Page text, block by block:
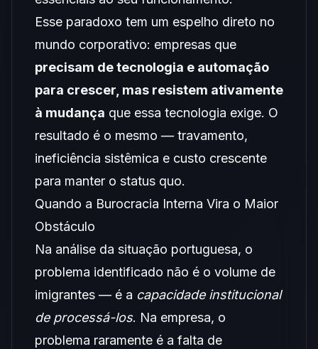
Esse paradoxo tem um espelho direto no
mundo corporativo: empresas que
precisam de tecnologia e automação
para crescer, mas resistem ativamente
à mudança que essa tecnologia exige. O
resultado é o mesmo — travamento,
ineficiência sistêmica e custo crescente
para manter o status quo.
Quando a Burocracia Interna Vira o Maior
Obstáculo
Na análise da situação portuguesa, o
problema identificado não é o volume de
imigrantes — é a capacidade institucional
de processá-los. Na empresa, o
problema raramente é a falta de